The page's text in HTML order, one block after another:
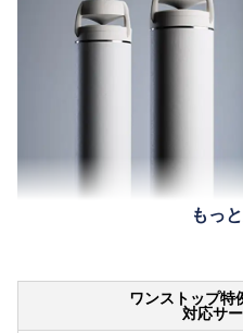
もっ
ワンストップ特
対応サ